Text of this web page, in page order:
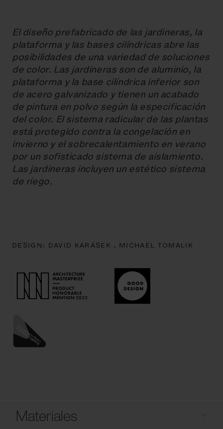
El diseño prefabricado de las jardineras, la
plataforma y las bases cilíndricas abre las
posibilidades de una variedad de soluciones
de color. Las jardineras son de aluminio, la
plataforma y la base cilíndrica inferior son
de acero galvanizado y tienen un acabado
de pintura en polvo según la especificación
del color. El sistema radicular de las plantas
está protegido contra la congelación en
invierno y el sobrecalentamiento en verano
por un sofisticado sistema de aislamiento.
Las jardineras incluyen un estético sistema
de riego.
DESIGN: DAVID KARÁSEK , MICHAEL TOMALIK
Materiales